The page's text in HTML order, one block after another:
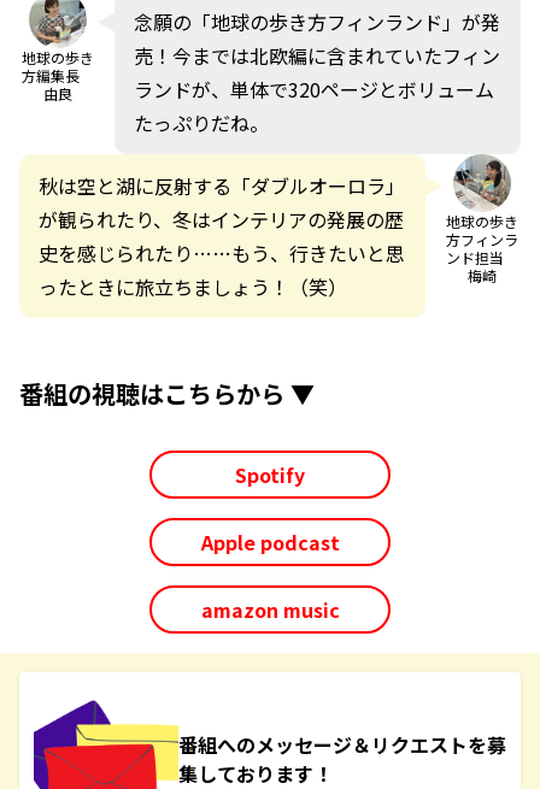
地球の歩き
方編集長
由良
念願の「地球の歩き方フィンランド」が発
売！今までは北欧編に含まれていたフィン
ランドが、単体で320ページとボリューム
たっぷりだね。
地球の歩き
方フィンラ
ンド担当
梅崎
秋は空と湖に反射する「ダブルオーロラ」
が観られたり、冬はインテリアの発展の歴
史を感じられたり……もう、行きたいと思
ったときに旅立ちましょう！（笑）
番組の視聴はこちらから ▼
Spotify
Apple podcast
amazon music
番組へのメッセージ＆リクエストを募
集しております！